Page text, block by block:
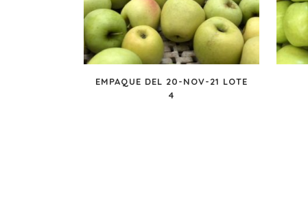
EMPAQUE DEL 20-NOV-21 LOTE
4